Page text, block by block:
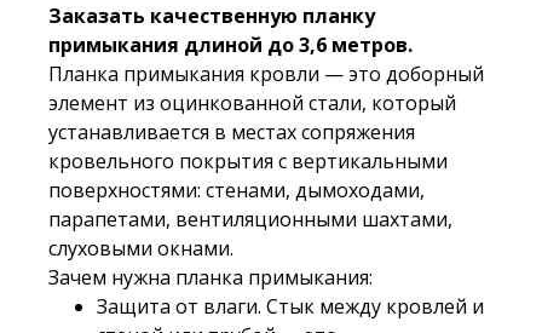
Заказать качественную планку
примыкания длиной до 3,6 метров.
Планка примыкания кровли — это доборный
элемент из оцинкованной стали, который
устанавливается в местах сопряжения
кровельного покрытия с вертикальными
поверхностями: стенами, дымоходами,
парапетами, вентиляционными шахтами,
слуховыми окнами.
Зачем нужна планка примыкания:
Защита от влаги. Стык между кровлей и